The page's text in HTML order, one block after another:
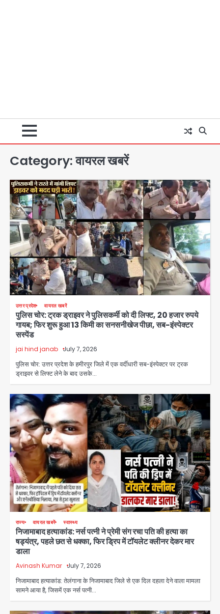
Category:वायरल खबरें
उत्तर प्रदेश वायरल खबरें
पुलिस चोर: ट्रक ड्राइवर ने पुलिसकर्मी को दी लिफ्ट, 20 हजार रुपये
गायब; फिर शुरू हुआ 13 किमी का सनसनीखेज पीछा, सब-इंस्पेक्टर
सस्पेंड
jai hind janab July 7, 2026
पुलिस चोर: उत्तर प्रदेश के हमीरपुर जिले में एक वर्दीधारी सब-इंस्पेक्टर पर ट्रक
ड्राइवर से लिफ्ट लेने के बाद उसके…
राज्य वायरल खबरें स्वास्थ्य
निजामाबाद हत्याकांड: नर्स पत्नी ने प्रेमी संग रचा पति की हत्या का
षड्यंत्र, पहले छत से धक्का, फिर ड्रिप में टॉयलेट क्लीनर देकर मार
डाला
Avinash Kumar July 7, 2026
निजामाबाद हत्याकांड: तेलंगाना के निजामाबाद जिले से एक दिल दहला देने वाला मामला
सामने आया है, जिसमें एक नर्स पत्नी…